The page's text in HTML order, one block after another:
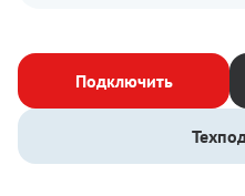
Подключить